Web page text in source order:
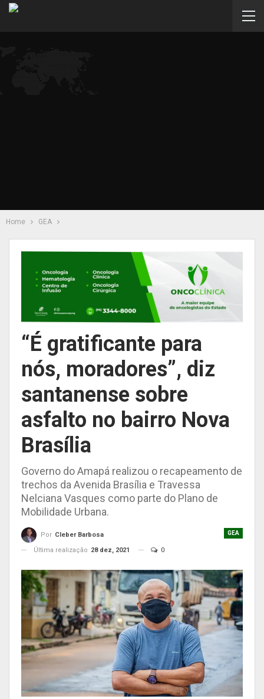
Home GEA
“É gratificante para
nós, moradores”, diz
santanense sobre
asfalto no bairro Nova
Brasília
Governo do Amapá realizou o recapeamento de
trechos da Avenida Brasília e Travessa
Nelciana Vasques como parte do Plano de
Mobilidade Urbana.
GEA
Por Cleber Barbosa
Última realização 28 dez, 2021 0